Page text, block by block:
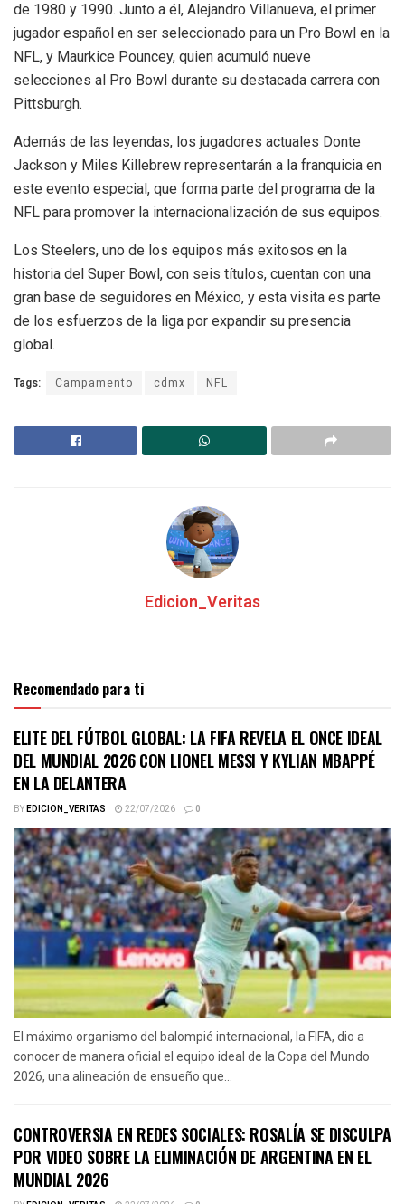
de 1980 y 1990. Junto a él, Alejandro Villanueva, el primer
jugador español en ser seleccionado para un Pro Bowl en la
NFL, y Maurkice Pouncey, quien acumuló nueve
selecciones al Pro Bowl durante su destacada carrera con
Pittsburgh.
Además de las leyendas, los jugadores actuales Donte
Jackson y Miles Killebrew representarán a la franquicia en
este evento especial, que forma parte del programa de la
NFL para promover la internacionalización de sus equipos.
Los Steelers, uno de los equipos más exitosos en la
historia del Super Bowl, con seis títulos, cuentan con una
gran base de seguidores en México, y esta visita es parte
de los esfuerzos de la liga por expandir su presencia
global.
Tags: Campamento cdmx NFL
Edicion_Veritas
Recomendado para ti
ELITE DEL FÚTBOL GLOBAL: LA FIFA REVELA EL ONCE IDEAL
DEL MUNDIAL 2026 CON LIONEL MESSI Y KYLIAN MBAPPÉ
EN LA DELANTERA
BYEDICION_VERITAS 22/07/2026 0
El máximo organismo del balompié internacional, la FIFA, dio a
conocer de manera oficial el equipo ideal de la Copa del Mundo
2026, una alineación de ensueño que...
CONTROVERSIA EN REDES SOCIALES: ROSALÍA SE DISCULPA
POR VIDEO SOBRE LA ELIMINACIÓN DE ARGENTINA EN EL
MUNDIAL 2026